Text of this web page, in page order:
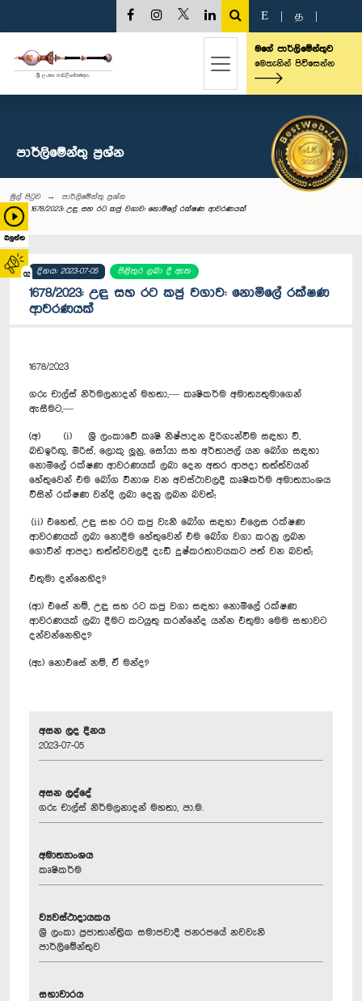
බලන්න
02
E த
මගේ පාර්ලිමේන්තුව
මෙතැනින් පිවිසෙන්න
පාර්ලි‌මේන්තු‌ ප්‍රශ්න
මුල් පිටුව
පාර්ලි‌මේන්තු‌ ප්‍රශ්න
1678/2023: උඳු සහ රට කජු වගාව: නොමිලේ රක්ෂණ ආවරණයක්
දිනය: 2023-07-05 පිළිතුර ලබා දී ඇත
1678/2023: උඳු සහ රට කජු වගාව: නොමිලේ රක්ෂණ
ආවරණයක්
1678/2023
ගරු චාල්ස් නිර්මලනාදන් මහතා,— කෘෂිකර්ම අමාත්‍යතුමාගෙන්
ඇසීමට,—
(අ) (i) ශ්‍රී ලංකාවේ කෘෂි නිෂ්පාදන දිරිගැන්වීම සඳහා වී,
බඩඉරිඟු, මිරිස්, ලොකු ලූනු, සෝයා සහ අර්තාපල් යන බෝග සඳහා
නොමිලේ රක්ෂණ ආවරණයක් ලබා දෙන අතර ආපදා තත්ත්වයන්
හේතුවෙන් එම බෝග විනාශ වන අවස්ථාවලදී කෘෂිකර්ම අමාත්‍යාංශය
විසින් රක්ෂණ වන්දි ලබා දෙනු ලබන බවත්;
(ii) එහෙත්, උඳු සහ රට කජු වැනි බෝග සඳහා එලෙස රක්ෂණ
ආවරණයක් ලබා නොදීම හේතුවෙන් එම බෝග වගා කරනු ලබන
ගොවීන් ආපදා තත්ත්වවලදී දැඩි දුෂ්කරතාවයකට පත් වන බවත්;
එතුමා දන්නෙහිද?
(ආ) එසේ නම්, උඳු සහ රට කජු වගා සඳහා නොමිලේ රක්ෂණ
ආවරණයක් ලබා දීමට කටයුතු කරන්නේද යන්න එතුමා මෙම සභාවට
දන්වන්නෙහිද?
(ඇ) නොඑසේ නම්, ඒ මන්ද?
අසන ලද දිනය
2023-07-05
අසන ලද්දේ
ගරු චාල්ස් නිර්මලනාදන් මහතා, පා.ම.
අමාත්‍යාංශය
කෘෂිකර්ම
ව්‍යවස්ථාදායකය
ශ්‍රී ලංකා ප්‍රජාතාන්ත්‍රික සමාජවාදී ජනරජයේ නවවැනි
පාර්ලිමේන්තුව
සභාවාරය